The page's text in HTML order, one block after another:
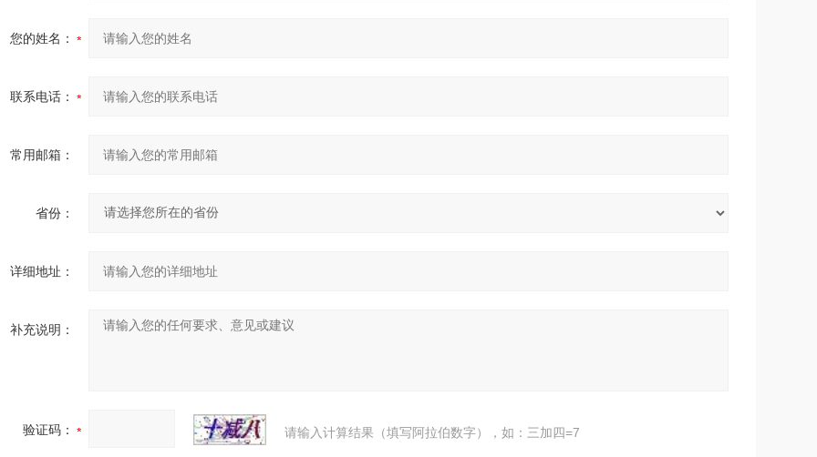
您的姓名：
联系电话：
常用邮箱：
省份：
详细地址：
补充说明：
验证码： 请输入计算结果（填写阿拉伯数字），如：三加四=7